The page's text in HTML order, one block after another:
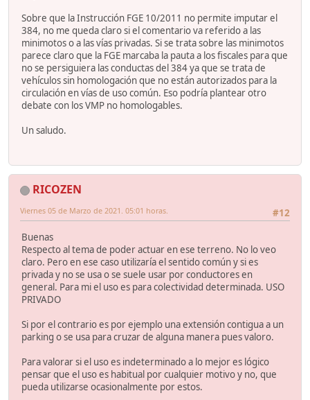
Sobre que la Instrucción FGE 10/2011 no permite imputar el
384, no me queda claro si el comentario va referido a las
minimotos o a las vías privadas. Si se trata sobre las minimotos
parece claro que la FGE marcaba la pauta a los fiscales para que
no se persiguiera las conductas del 384 ya que se trata de
vehículos sin homologación que no están autorizados para la
circulación en vías de uso común. Eso podría plantear otro
debate con los VMP no homologables.
Un saludo.
RICOZEN
#12
Viernes 05 de Marzo de 2021. 05:01 horas.
Buenas
Respecto al tema de poder actuar en ese terreno. No lo veo
claro. Pero en ese caso utilizaría el sentido común y si es
privada y no se usa o se suele usar por conductores en
general. Para mi el uso es para colectividad determinada. USO
PRIVADO
Si por el contrario es por ejemplo una extensión contigua a un
parking o se usa para cruzar de alguna manera pues valoro.
Para valorar si el uso es indeterminado a lo mejor es lógico
pensar que el uso es habitual por cualquier motivo y no, que
pueda utilizarse ocasionalmente por estos.